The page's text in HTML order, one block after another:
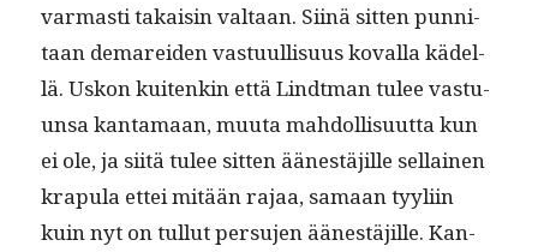
var­masti takaisin val­taan. Siinä sit­ten pun­ni­
taan demarei­den vas­tu­ullisu­us koval­la kädel­
lä. Uskon kuitenkin että Lindt­man tulee vas­tu­
un­sa kan­ta­maan, muu­ta mah­dol­lisu­ut­ta kun
ei ole, ja siitä tulee sit­ten äänestäjille sel­l­ainen
kra­pu­la ettei mitään rajaa, samaan tyyli­in
kuin nyt on tul­lut per­su­jen äänestäjille. Kan­